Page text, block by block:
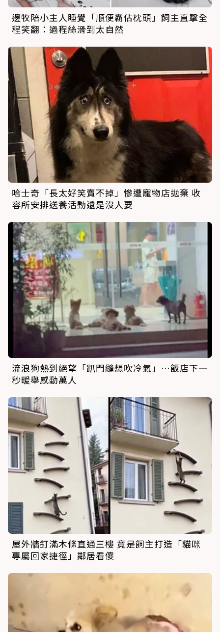
邊牧陪小主人睡覺「順便霸佔枕頭」飼主直擊全
程笑翻：過程絲滑到太自然
哈士奇「長太好笑賣不掉」慘遭寵物店拋棄 收
容所安排送養活動還是沒人要
流浪狗熱到絕望「趴門縫想吹冷氣」…飯店下一
秒暖舉感動萬人
屋外牆釘滿木條直通三樓 竟是飼主打造「貓咪
專屬回家捷徑」鄰居看傻